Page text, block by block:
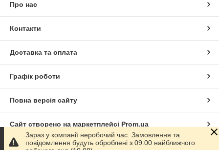
Про нас
Контакти
Доставка та оплата
Графік роботи
Повна версія сайту
Сайт створено на маркетплейсі Prom.ua
Політика конфіденційності
Зараз у компанії неробочий час. Замовлення та
повідомлення будуть оброблені з 09:00 найближчого